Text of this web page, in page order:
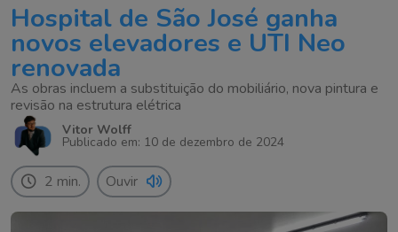
Hospital de São José ganha
novos elevadores e UTI Neo
renovada
As obras incluem a substituição do mobiliário, nova pintura e
revisão na estrutura elétrica
Vitor Wolff
Publicado em: 10 de dezembro de 2024
2 min. Ouvir